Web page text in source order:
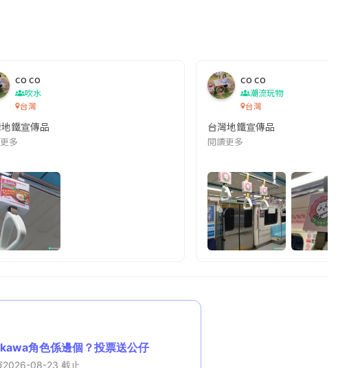
改編自同名網絡漫畫,故事主軸圍繞女主角柳寶娜 —— 表面上是一間公司的
co co
吹水
台灣
鐵宣傳品
多
co co
潮流玩物
台灣
台灣地鐵宣傳品
閱讀更多